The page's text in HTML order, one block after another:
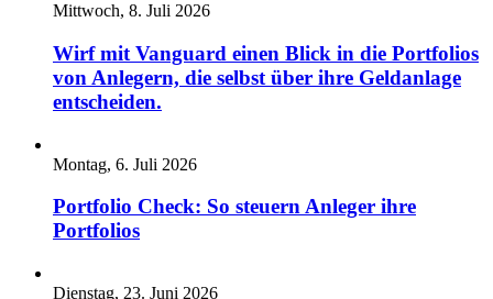
Mittwoch, 8. Juli 2026
Wirf mit Vanguard einen Blick in die Portfolios
von Anlegern, die selbst über ihre Geldanlage
entscheiden.
Montag, 6. Juli 2026
Portfolio Check: So steuern Anleger ihre
Portfolios
Dienstag, 23. Juni 2026